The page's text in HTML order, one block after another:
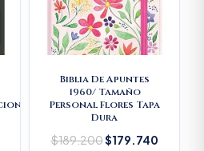
Biblia De Apuntes
1960/ Tamaño
Personal Flores Tapa
Dura
$189.200$179.740